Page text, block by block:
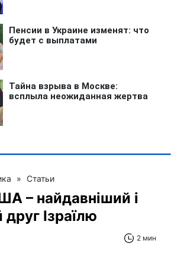
» Статьи
– найдавніший і
Ізраїлю
2 мин